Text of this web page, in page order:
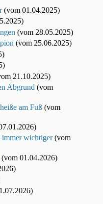
(vom 01.04.2025)
(vom 28.05.2025)
(vom 25.06.2025)
21.10.2025)
Abgrund (vom
am Fuß(vom
wichtiger(vom
01.04.2026)